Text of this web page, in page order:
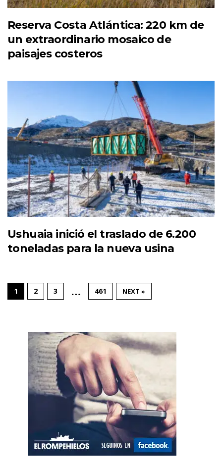
Reserva Costa Atlántica: 220 km de
un extraordinario mosaico de
paisajes costeros
Ushuaia inició el traslado de 6.200
toneladas para la nueva usina
1 2 3 … 461 NEXT »